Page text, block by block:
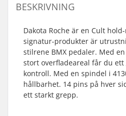
BESKRIVNING
Dakota Roche är en Cult
signatur-produkter är
stilrene BMX pedaler. Med
stort overfladeareal får du
kontroll. Med en spindel i
hållbarhet. 14 pins på hver
ett starkt grepp.